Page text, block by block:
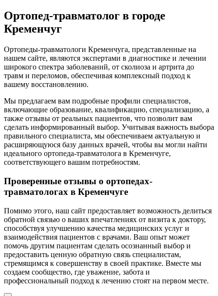
Ортопед-травматолог в городе
Кременчуг
Ортопеды-травматологи Кременчуга, представленные на
нашем сайте, являются экспертами в диагностике и лечении
широкого спектра заболеваний, от сколиоза и артрита до
травм и переломов, обеспечивая комплексный подход к
вашему восстановлению.
Мы предлагаем вам подробные профили специалистов,
включающие образование, квалификацию, специализацию, а
также отзывы от реальных пациентов, что позволит вам
сделать информированный выбор. Учитывая важность выбора
правильного специалиста, мы обеспечиваем актуальную и
расширяющуюся базу данных врачей, чтобы вы могли найти
идеального ортопеда-травматолога в Кременчуге,
соответствующего вашим потребностям.
Проверенные отзывы о ортопедах-
травматологах в Кременчуге
Помимо этого, наш сайт предоставляет возможность делиться
обратной связью о ваших впечатлениях от визита к доктору,
способствуя улучшению качества медицинских услуг и
взаимодействия пациентов с врачами. Ваш опыт может
помочь другим пациентам сделать осознанный выбор и
предоставить ценную обратную связь специалистам,
стремящимся к совершенству в своей практике. Вместе мы
создаем сообщество, где уважение, забота и
профессиональный подход к лечению стоят на первом месте.